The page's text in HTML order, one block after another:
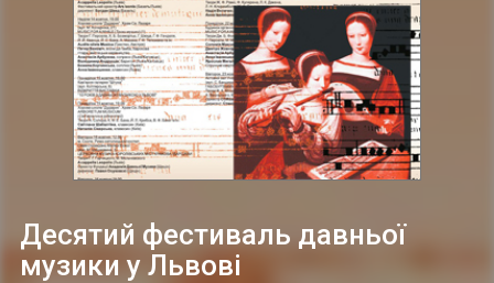
ДОВІДКА
Десятий фестиваль давньої
музики у Львові